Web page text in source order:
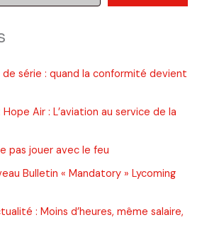
de série : quand la conformité devient
Air : L’aviation au service de la
pas jouer avec le feu
Bulletin « Mandatory » Lycoming
: Moins d’heures, même salaire,